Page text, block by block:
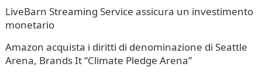
LiveBarn Streaming Service assicura un investimento
monetario
Amazon acquista i diritti di denominazione di Seattle
Arena, Brands It “Climate Pledge Arena”